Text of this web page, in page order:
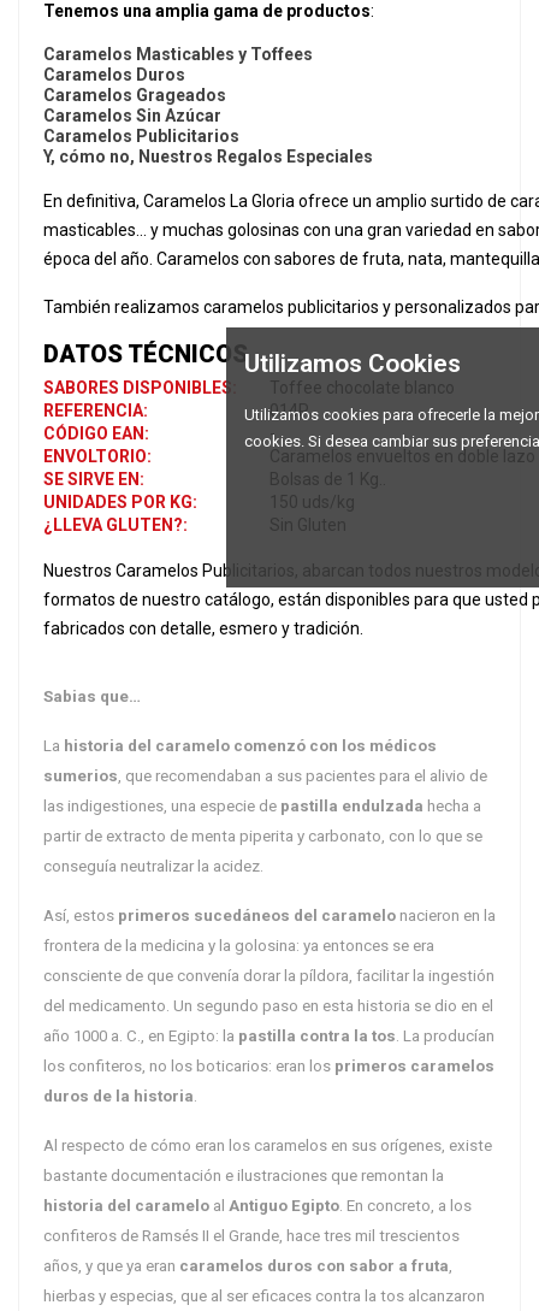
Utilizamos Cookies
Utilizamos cookies para ofrecerle la
cookies. Si desea cambiar sus
Tenemos una amplia gama de productos:
Caramelos Masticables y Toffees
Caramelos Duros
Caramelos Grageados
Caramelos Sin Azúcar
Caramelos Publicitarios
Y, cómo no, Nuestros Regalos Especiales
En definitiva, Caramelos La Gloria ofrece un amplio surtido de
masticables... y muchas golosinas con una gran variedad en
época del año. Caramelos con sabores de fruta, nata,
También realizamos caramelos publicitarios y personalizados
DATOS TÉCNICOS
SABORES DISPONIBLES:
Toffee chocolate blanco
REFERENCIA:
014P
CÓDIGO EAN:
-
ENVOLTORIO:
Caramelos envueltos en doble lazo
SE SIRVE EN:
Bolsas de 1 Kg..
UNIDADES POR KG:
150 uds/kg
¿LLEVA GLUTEN?:
Sin Gluten
Nuestros Caramelos Publicitarios, abarcan todos nuestros
formatos de nuestro catálogo, están disponibles para que
fabricados con detalle, esmero y tradición.
Sabias que…
La historia del caramelo comenzó con los médicos
sumerios, que recomendaban a sus pacientes para el alivio de
las indigestiones, una especie de pastilla endulzada hecha a
partir de extracto de menta piperita y carbonato, con lo que se
conseguía neutralizar la acidez.
Así, estos primeros sucedáneos del caramelo nacieron en la
frontera de la medicina y la golosina: ya entonces se era
consciente de que convenía dorar la píldora, facilitar la ingestión
del medicamento. Un segundo paso en esta historia se dio en el
año 1000 a. C., en Egipto: la pastilla contra la tos. La producían
los confiteros, no los boticarios: eran los primeros caramelos
duros de la historia.
Al respecto de cómo eran los caramelos en sus orígenes, existe
bastante documentación e ilustraciones que remontan la
historia del caramelo al Antiguo Egipto. En concreto, a los
confiteros de Ramsés II el Grande, hace tres mil trescientos
años, y que ya eran caramelos duros con sabor a fruta,
hierbas y especias, que al ser eficaces contra la tos alcanzaron